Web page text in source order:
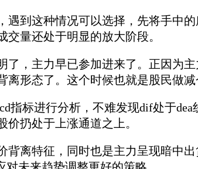
到这种情况可以选择，先将手中的
量还处于明显的放大阶段。
，主力早已参加进来了。正因为主
离形态了。这个时候也就是股民做减
标进行分析，不难发现dif处于dea
扔处于上涨通道之上。
离特征，同时也是主力呈现暗中出